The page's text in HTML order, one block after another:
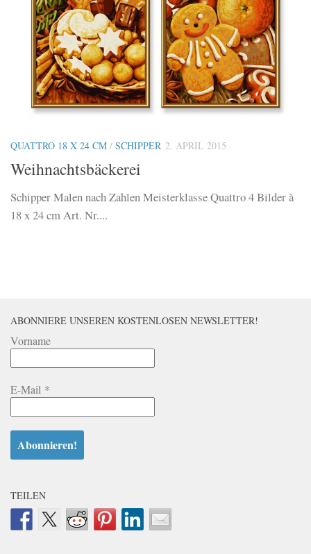
QUATTRO 18 X 24 CM / SCHIPPER 2. APRIL 2015
Weihnachtsbäckerei
Schipper Malen nach Zahlen Meisterklasse Quattro 4 Bilder à
18 x 24 cm Art. Nr....
ABONNIERE UNSEREN KOSTENLOSEN NEWSLETTER!
Vorname
E-Mail *
TEILEN